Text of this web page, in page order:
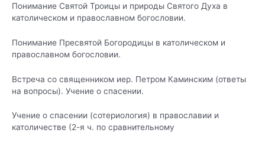
Понимание Святой Троицы и природы Святого Духа в
католическом и православном богословии.
Понимание Пресвятой Богородицы в католическом и
православном богословии.
Встреча со священником иер. Петром Каминским (ответы
на вопросы). Учение о спасении.
Учение о спасении (сотериология) в православии и
католичестве (2-я ч. по сравнительному